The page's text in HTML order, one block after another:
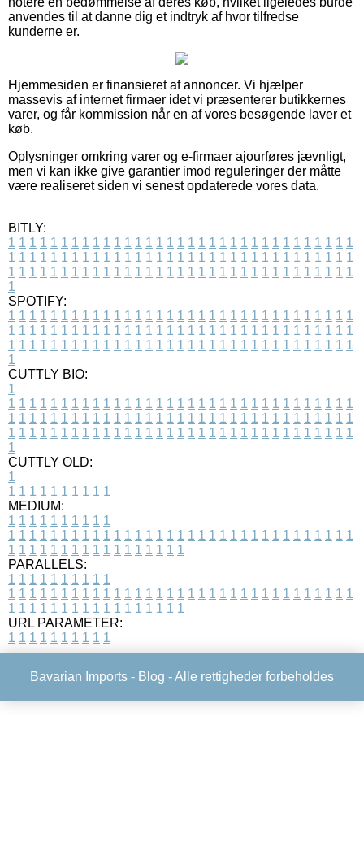
anvendes til at danne dig et indtryk af hvor tilfredse
kunderne er.
Hjemmesiden er finansieret af annoncer. Vi hjælper
massevis af internet firmaer idet vi præsenterer butikkernes
varer, og får kommission når en af vores besøgende laver et
køb.
Oplysninger omkring varer og e-firmaer ajourføres jævnligt,
men vi kan ikke give garantier imod reguleringer der måtte
være realiseret siden vi senest opdaterede vores data.
BITLY:
1 1 1 1 1 1 1 1 1 1 1 1 1 1 1 1 1 1 1 1 1 1 1 1 1 1 1 1 1 1 1 1 1
1 1 1 1 1 1 1 1 1 1 1 1 1 1 1 1 1 1 1 1 1 1 1 1 1 1 1 1 1 1 1 1 1
1 1 1 1 1 1 1 1 1 1 1 1 1 1 1 1 1 1 1 1 1 1 1 1 1 1 1 1 1 1 1 1 1
1
SPOTIFY:
1 1 1 1 1 1 1 1 1 1 1 1 1 1 1 1 1 1 1 1 1 1 1 1 1 1 1 1 1 1 1 1 1
1 1 1 1 1 1 1 1 1 1 1 1 1 1 1 1 1 1 1 1 1 1 1 1 1 1 1 1 1 1 1 1 1
1 1 1 1 1 1 1 1 1 1 1 1 1 1 1 1 1 1 1 1 1 1 1 1 1 1 1 1 1 1 1 1 1
1
CUTTLY BIO:
1
1 1 1 1 1 1 1 1 1 1 1 1 1 1 1 1 1 1 1 1 1 1 1 1 1 1 1 1 1 1 1 1 1
1 1 1 1 1 1 1 1 1 1 1 1 1 1 1 1 1 1 1 1 1 1 1 1 1 1 1 1 1 1 1 1 1
1 1 1 1 1 1 1 1 1 1 1 1 1 1 1 1 1 1 1 1 1 1 1 1 1 1 1 1 1 1 1 1 1
1
CUTTLY OLD:
1
1 1 1 1 1 1 1 1 1 1
MEDIUM:
1 1 1 1 1 1 1 1 1 1
1 1 1 1 1 1 1 1 1 1 1 1 1 1 1 1 1 1 1 1 1 1 1 1 1 1 1 1 1 1 1 1 1
1 1 1 1 1 1 1 1 1 1 1 1 1 1 1 1 1
PARALLELS:
1 1 1 1 1 1 1 1 1 1
1 1 1 1 1 1 1 1 1 1 1 1 1 1 1 1 1 1 1 1 1 1 1 1 1 1 1 1 1 1 1 1 1
1 1 1 1 1 1 1 1 1 1 1 1 1 1 1 1 1
URL PARAMETER:
1 1 1 1 1 1 1 1 1 1
Bavarian Imports - Blog - Alle rettigheder forbeholdes